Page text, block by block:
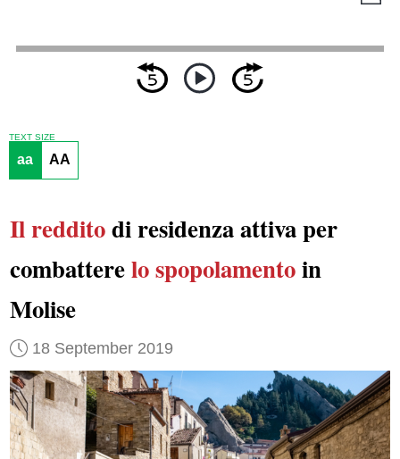
TEXT SIZE
aa AA
Il redditodi residenza attiva per
combatterelo spopolamentoin
Molise
18 September 2019